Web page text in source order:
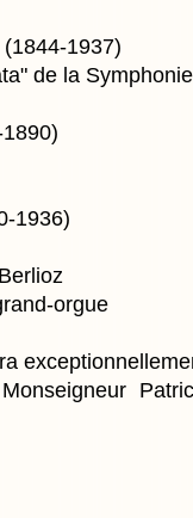
1937)
de la
1936)
orgue